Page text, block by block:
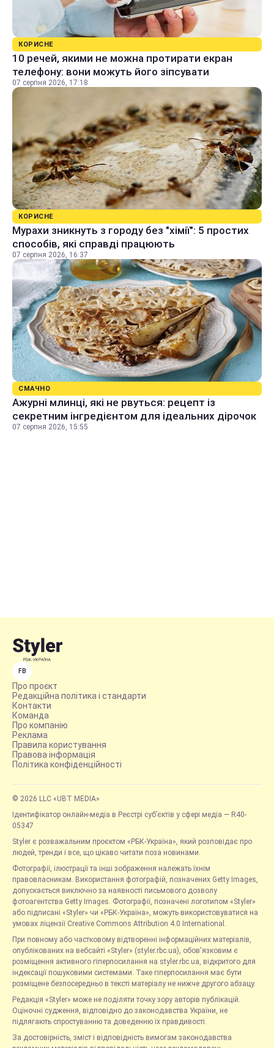
КОРИСНЕ
10 речей, якими не можна протирати екран
телефону: вони можуть його зіпсувати
07 серпня 2026, 17:18
КОРИСНЕ
Мурахи зникнуть з городу без "хімії": 5 простих
способів, які справді працюють
07 серпня 2026, 16:37
СМАЧНО
Ажурні млинці, які не рвуться: рецепт із
секретним інгредієнтом для ідеальних дірочок
07 серпня 2026, 15:55
FB
Про проєкт
Редакційна політика і стандарти
Контакти
Команда
Про компанію
Реклама
Правила користування
Правова інформація
Політика конфіденційності
© 2026 LLC «UBT MEDIA»
Ідентифікатор онлайн-медіа в Реєстрі суб’єктів у сфері медіа — R40-
05347
Styler є розважальним проєктом «РБК-Україна», який розповідає про
людей, тренди і все, що цікаво читати поза новинами.
Фотографії, ілюстрації та інші зображення належать їхнім
правовласникам. Використання фотографій, позначених Getty Images,
допускається виключно за наявності письмового дозволу
фотоагентства Getty Images. Фотографії, позначені логотипом «Styler»
або підписані «Styler» чи «РБК-Україна», можуть використовуватися на
умовах ліцензії Creative Commons Attribution 4.0 International.
При повному або частковому відтворенні інформаційних матеріалів,
опублікованих на вебсайті «Styler» (styler.rbc.ua), обов'язковим є
розміщення активного гіперпосилання на styler.rbc.ua, відкритого для
індексації пошуковими системами. Таке гіперпосилання має бути
розміщене безпосередньо в тексті матеріалу не нижче другого абзацу.
Редакція «Styler» може не поділяти точку зору авторів публікацій.
Оціночні судження, відповідно до законодавства України, не
підлягають спростуванню та доведенню їх правдивості.
За достовірність, зміст і відповідність вимогам законодавства